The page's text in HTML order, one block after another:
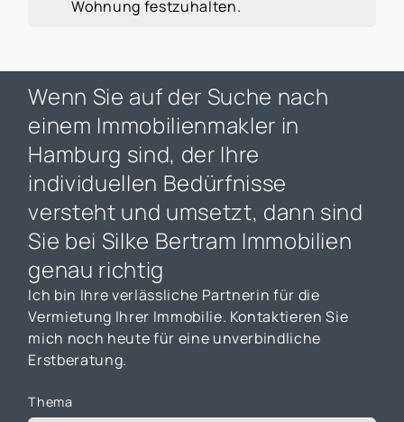
Wohnung festzuhalten.
Wenn Sie auf der Suche nach
einem Immobilienmakler in
Hamburg sind, der Ihre
individuellen Bedürfnisse
versteht und umsetzt, dann sind
Sie bei Silke Bertram Immobilien
genau richtig
Ich bin Ihre verlässliche Partnerin für die
Vermietung Ihrer Immobilie. Kontaktieren Sie
mich noch heute für eine unverbindliche
Erstberatung.
Thema